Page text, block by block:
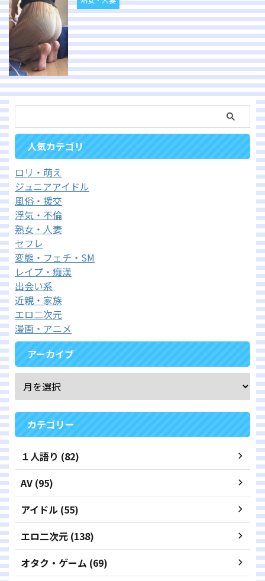
人気カテゴリ
ロリ・萌え
ジュニアアイドル
風俗・援交
浮気・不倫
熟女・人妻
セフレ
変態・フェチ・SM
レイプ・痴漢
出会い系
近親・家族
エロ二次元
漫画・アニメ
アーカイブ
カテゴリー
１人語り (82)
AV (95)
アイドル (55)
エロ二次元 (138)
オタク・ゲーム (69)